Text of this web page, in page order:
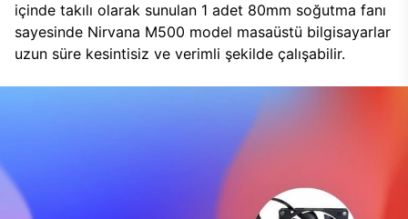
içinde takılı olarak sunulan 1 adet 80mm soğutma fanı
sayesinde Nirvana M500 model masaüstü bilgisayarlar
uzun süre kesintisiz ve verimli şekilde çalışabilir.